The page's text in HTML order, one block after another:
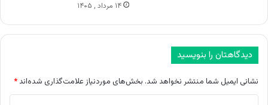
۱۴ مرداد , ۱۴۰۵
دیدگاهتان را بنویسید
نشانی ایمیل شما منتشر نخواهد شد. بخش‌های موردنیاز علامت‌گذاری شده‌اند *